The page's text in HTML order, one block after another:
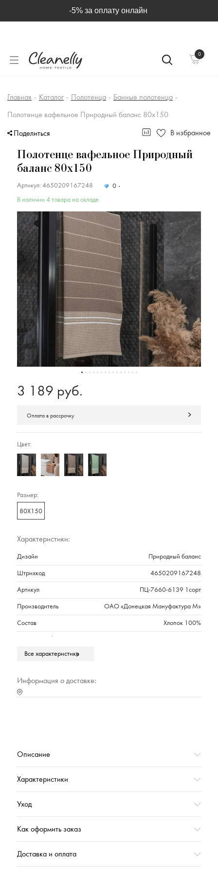
-5% за оплату онлайн
0
Главная - Каталог - Полотенца - Банные полотенца -
Полотенце вафельное Природный баланс 80х150
Поделиться В избранное
Полотенце вафельное Природный
баланс 80х150
Артикул: 4650209167248
0
В наличии 4 товара на складе
3 189 руб.
Оплата в рассрочку
Цвет:
Размер:
80Х150
Характеристики:
Дизайн Природный баланс
Штрихкод 4650209167248
Артикул ПЦ-7660-6139 1сорт
Производитель ОАО «Донецкая Мануфактура М»
Состав Хлопок 100%
Марка
Страна происхождения
Все характеристики
Информация о доставке:
Описание
Характеристики
Уход
Как оформить заказ
Доставка и оплата